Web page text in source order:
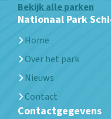
Bekijk alle parken
Nationaal Park
Home
Over het park
Nieuws
Contact
Contactgegevens